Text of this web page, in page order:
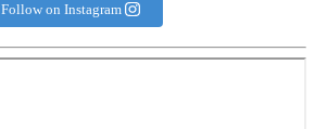
Follow on Instagram